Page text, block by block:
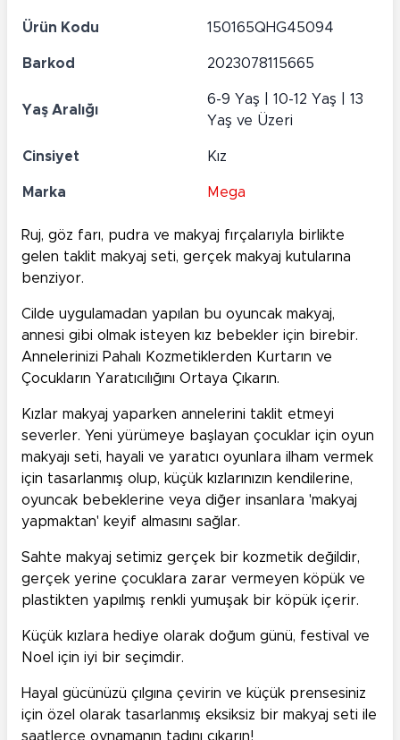
Ürün Kodu 150165QHG45094
Barkod 2023078115665
Yaş Aralığı
6-9 Yaş | 10-12 Yaş | 13
Yaş ve Üzeri
Cinsiyet Kız
Marka Mega
Ruj, göz farı, pudra ve makyaj fırçalarıyla birlikte
gelen taklit makyaj seti, gerçek makyaj kutularına
benziyor.
Cilde uygulamadan yapılan bu oyuncak makyaj,
annesi gibi olmak isteyen kız bebekler için birebir.
Annelerinizi Pahalı Kozmetiklerden Kurtarın ve
Çocukların Yaratıcılığını Ortaya Çıkarın.
Kızlar makyaj yaparken annelerini taklit etmeyi
severler. Yeni yürümeye başlayan çocuklar için oyun
makyajı seti, hayali ve yaratıcı oyunlara ilham vermek
için tasarlanmış olup, küçük kızlarınızın kendilerine,
oyuncak bebeklerine veya diğer insanlara 'makyaj
yapmaktan' keyif almasını sağlar.
Sahte makyaj setimiz gerçek bir kozmetik değildir,
gerçek yerine çocuklara zarar vermeyen köpük ve
plastikten yapılmış renkli yumuşak bir köpük içerir.
Küçük kızlara hediye olarak doğum günü, festival ve
Noel için iyi bir seçimdir.
Hayal gücünüzü çılgına çevirin ve küçük prensesiniz
için özel olarak tasarlanmış eksiksiz bir makyaj seti ile
saatlerce oynamanın tadını çıkarın!